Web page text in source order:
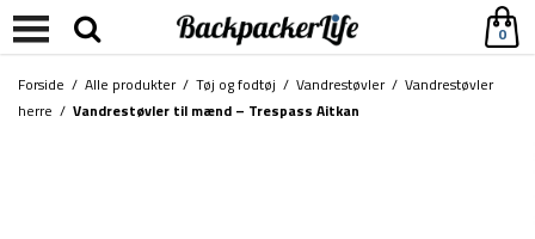
0
Forside / Alle produkter/ Tøj og fodtøj / Vandrestøvler/ Vandrestøvler
herre / Vandrestøvler til mænd – Trespass Aitkan